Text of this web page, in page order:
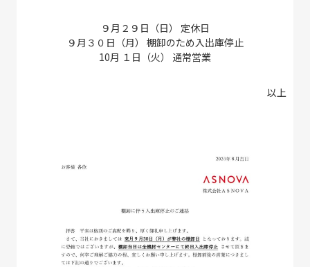
９月２９日（日） 定休日
９月３０日（月） 棚卸のため入出庫停止
10月 １日（火） 通常営業
以上